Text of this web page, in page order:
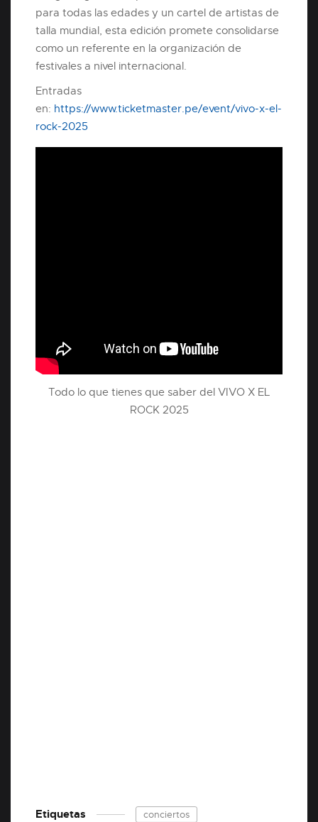
para todas las edades y un cartel de artistas de
talla mundial, esta edición promete consolidarse
como un referente en la organización de
festivales a nivel internacional.
Entradas
en: https://www.ticketmaster.pe/event/vivo-x-el-
rock-2025
Todo lo que tienes que saber del VIVO X EL
ROCK 2025
Etiquetas conciertos